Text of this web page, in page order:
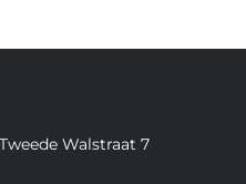
Walstraat 7